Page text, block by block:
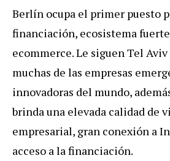
Berlín ocupa el primer puesto
financiación, ecosistema
ecommerce. Le siguen Tel
muchas de las empresas
innovadoras del mundo,
brinda una elevada calidad de
empresarial, gran conexión a
acceso a la financiación.